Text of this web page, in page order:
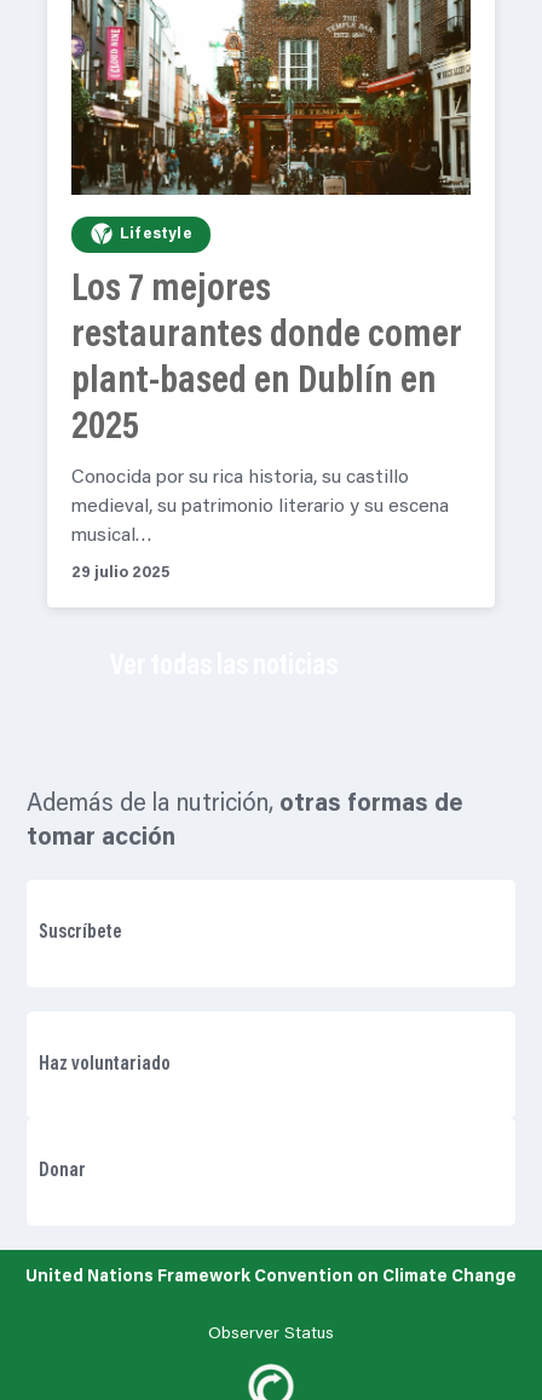
Lifestyle
Los 7 mejores
restaurantes donde comer
plant-based en Dublín en
2025
Conocida por su rica historia, su castillo
medieval, su patrimonio literario y su escena
musical…
29 julio 2025
Además de la nutrición, otras formas de
tomar acción
Suscríbete
Haz voluntariado
Donar
United Nations Framework Convention on Climate Change
Observer Status